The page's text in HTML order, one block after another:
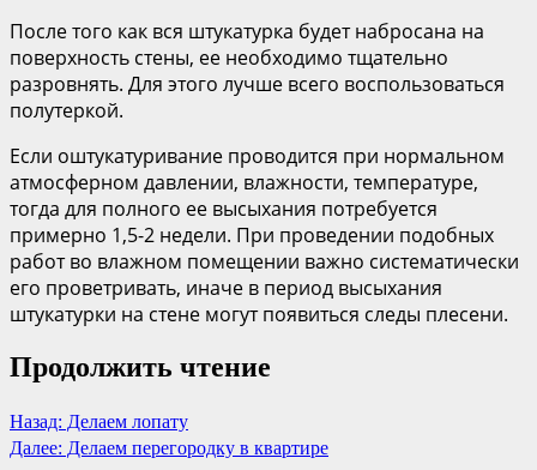
После того как вся штукатурка будет набросана на
поверхность стены, ее необходимо тщательно
разровнять. Для этого лучше всего воспользоваться
полутеркой.
Если оштукатуривание проводится при нормальном
атмосферном давлении, влажности, температуре,
тогда для полного ее высыхания потребуется
примерно 1,5-2 недели. При проведении подобных
работ во влажном помещении важно систематически
его проветривать, иначе в период высыхания
штукатурки на стене могут появиться следы плесени.
Продолжить чтение
Назад: Делаем лопату
Далее: Делаем перегородку в квартире